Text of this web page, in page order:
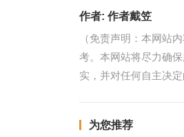
作者: 作者戴笠
（免责声明：本网站
考。本网站将尽力确
实，并对任何自主决定
为您推荐